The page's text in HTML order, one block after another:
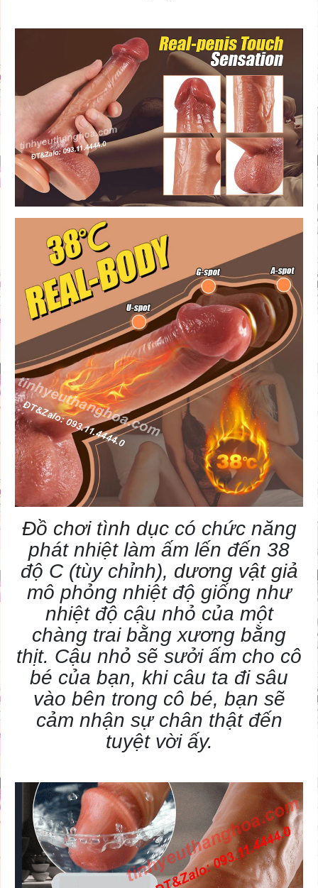
Đồ chơi tình dụccó chức năng
phát nhiệt làm ấm lến đến 38
độ C (tùy chỉnh), dương vật giả
mô phỏng nhiệt độ giống như
nhiệt độ cậu nhỏ của một
chàng trai bằng xương bằng
thịt. Cậu nhỏ sẽ sưởi ấm cho cô
bé của bạn, khi câu ta đi sâu
vào bên trong cô bé, bạn sẽ
cảm nhận sự chân thật đến
tuyệt vời ấy.